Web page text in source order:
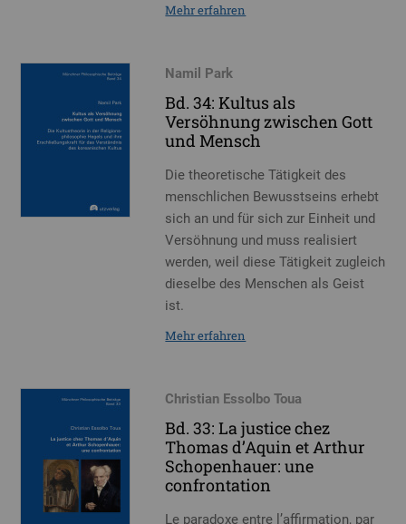
Mehr erfahren
Namil Park
Bd. 34: Kultus als
Versöhnung zwischen Gott
und Mensch
Die theoretische Tätigkeit des
menschlichen Bewusstseins erhebt
sich an und für sich zur Einheit und
Versöhnung und muss realisiert
werden, weil diese Tätigkeit zugleich
dieselbe des Menschen als Geist
ist.
Mehr erfahren
Christian Essolbo Toua
Bd. 33: La justice chez
Thomas d’Aquin et Arthur
Schopenhauer: une
confrontation
Le paradoxe entre l’affirmation, par